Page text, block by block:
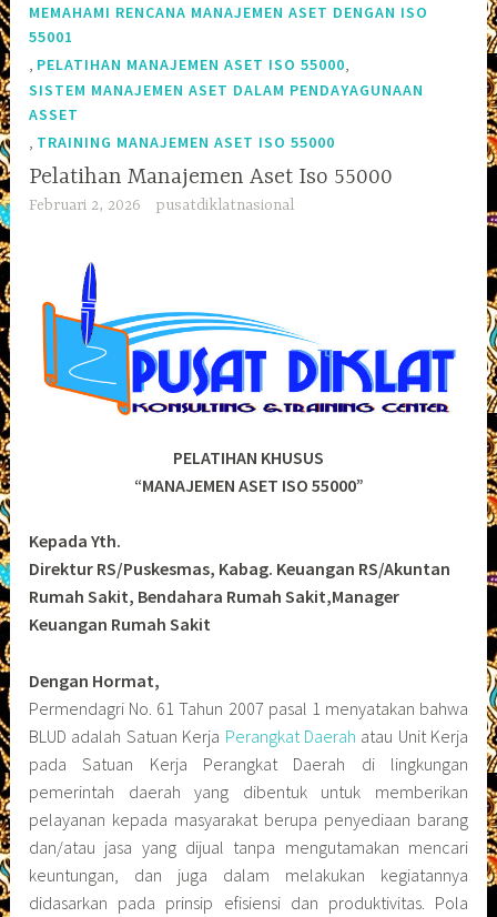
MEMAHAMI RENCANA MANAJEMEN ASET DENGAN ISO
55001
PELATIHAN MANAJEMEN ASET ISO 55000
SISTEM MANAJEMEN ASET DALAM PENDAYAGUNAAN
ASSET
TRAINING MANAJEMEN ASET ISO 55000
Pelatihan Manajemen Aset Iso 55000
Februari 2, 2026 pusatdiklatnasional
PELATIHAN KHUSUS
“MANAJEMEN ASET ISO 55000”
Kepada Yth.
Direktur RS/Puskesmas, Kabag. Keuangan RS/Akuntan
Rumah Sakit, Bendahara Rumah Sakit,Manager
Keuangan Rumah Sakit
Dengan Hormat,
Permendagri No. 61 Tahun 2007 pasal 1 menyatakan bahwa
BLUD adalah Satuan Kerja Perangkat Daerah atau Unit Kerja
pada Satuan Kerja Perangkat Daerah di lingkungan
pemerintah daerah yang dibentuk untuk memberikan
pelayanan kepada masyarakat berupa penyediaan barang
dan/atau jasa yang dijual tanpa mengutamakan mencari
keuntungan, dan juga dalam melakukan kegiatannya
didasarkan pada prinsip efisiensi dan produktivitas. Pola